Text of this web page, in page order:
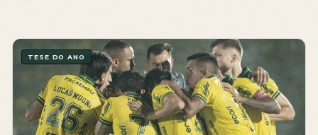
TESE DO ANO